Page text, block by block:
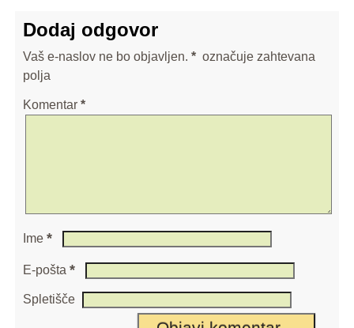
Dodaj odgovor
Vaš e-naslov ne bo objavljen. * označuje zahtevana
polja
Komentar *
Ime *
E-pošta *
Spletišče